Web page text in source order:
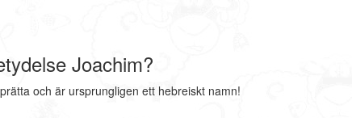
Joachim?
och är ursprungligen ett hebreiskt namn!